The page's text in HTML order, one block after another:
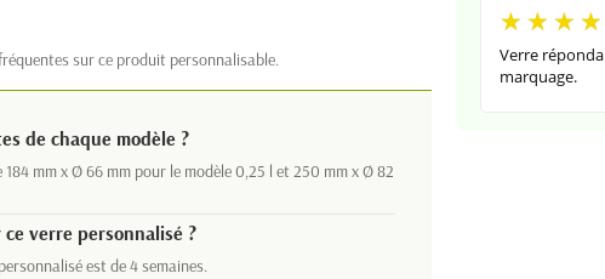
sur ce produit personnalisable.
de chaque modèle ?
mm x Ø 66 mm pour le modèle 0,25 l et 250 mm x Ø 82
verre personnalisé ?
est de 4 semaines.
Verre
marquage.